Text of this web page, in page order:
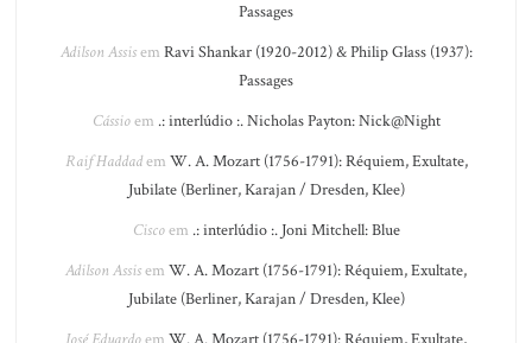
Passages
Adilson Assisem Ravi Shankar (1920-2012) & Philip Glass (1937):
Passages
Cássioem .: interlúdio :. Nicholas Payton: Nick@Night
Raif Haddadem W. A. Mozart (1756-1791): Réquiem, Exultate,
Jubilate (Berliner, Karajan / Dresden, Klee)
Ciscoem .: interlúdio :. Joni Mitchell: Blue
Adilson Assisem W. A. Mozart (1756-1791): Réquiem, Exultate,
Jubilate (Berliner, Karajan / Dresden, Klee)